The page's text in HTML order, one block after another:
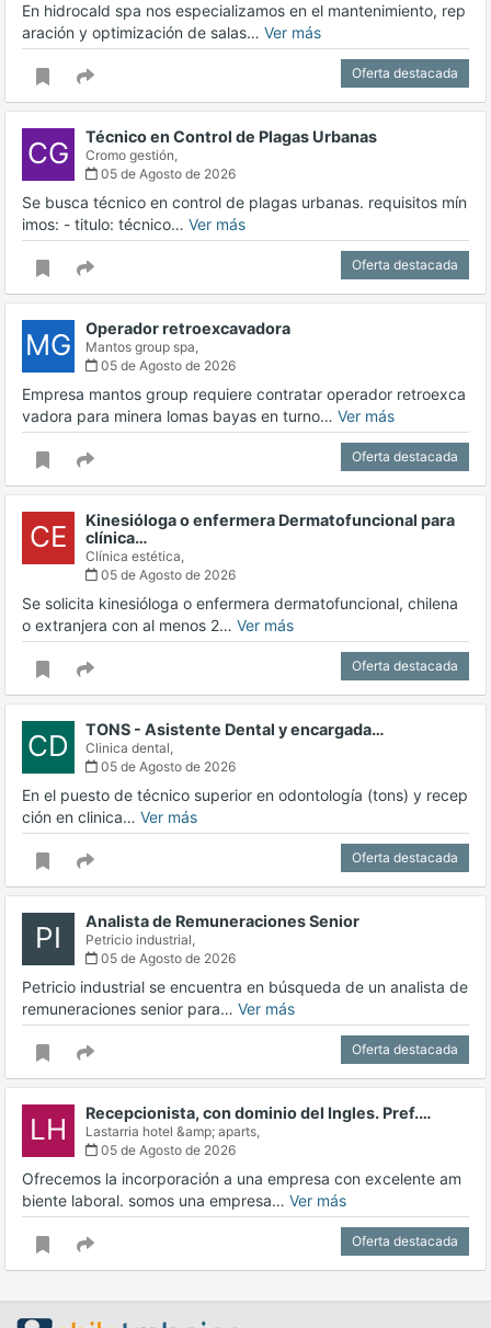
En hidrocald spa nos especializamos en el mantenimiento, rep
aración y optimización de salas… Ver más
Oferta destacada
CG Técnico en Control de Plagas Urbanas
Cromo gestión,
05 de Agosto de 2026
Se busca técnico en control de plagas urbanas. requisitos mín
imos: - titulo: técnico… Ver más
Oferta destacada
MG Operador retroexcavadora
Mantos group spa,
05 de Agosto de 2026
Empresa mantos group requiere contratar operador retroexca
vadora para minera lomas bayas en turno… Ver más
Oferta destacada
CE
Kinesióloga o enfermera Dermatofuncional para
clínica…
Clínica estética,
05 de Agosto de 2026
Se solicita kinesióloga o enfermera dermatofuncional, chilena
o extranjera con al menos 2… Ver más
Oferta destacada
CD TONS - Asistente Dental y encargada…
Clinica dental,
05 de Agosto de 2026
En el puesto de técnico superior en odontología (tons) y recep
ción en clinica… Ver más
Oferta destacada
PI Analista de Remuneraciones Senior
Petricio industrial,
05 de Agosto de 2026
Petricio industrial se encuentra en búsqueda de un analista de
remuneraciones senior para… Ver más
Oferta destacada
LH Recepcionista, con dominio del Ingles. Pref.…
Lastarria hotel &amp; aparts,
05 de Agosto de 2026
Ofrecemos la incorporación a una empresa con excelente am
biente laboral. somos una empresa… Ver más
Oferta destacada